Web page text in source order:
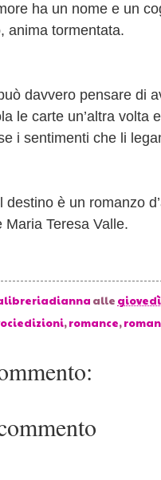
ha un nome e un
anima tormentata.
davvero pensare di
le carte un’altra volta
i sentimenti che li
destino è un romanzo
Maria Teresa Valle.
alle
,romance,